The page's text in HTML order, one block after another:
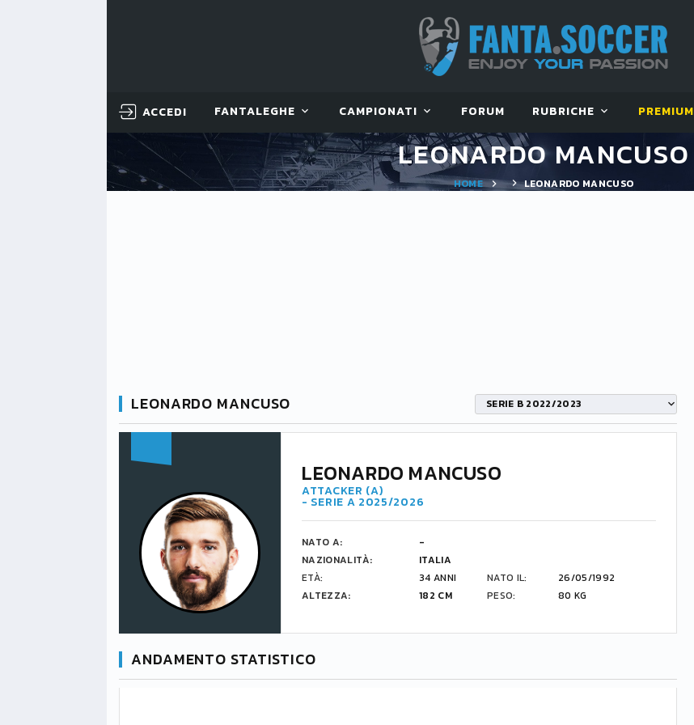
ACCEDI FANTALEGHE CAMPIONATI FORUM RUBRICHE PREMIUM
LEONARDO MANCUSO
HOME LEONARDO MANCUSO
LEONARDO MANCUSO SERIE B 2022/2023
LEONARDO MANCUSO
ATTACKER (A)
- SERIE A 2025/2026
NATO A:
-
NAZIONALITÀ:
ITALIA
ETÀ:
34 ANNI NATO IL:
26/05/1992
ALTEZZA:
182 CM PESO: 80 KG
ANDAMENTO STATISTICO